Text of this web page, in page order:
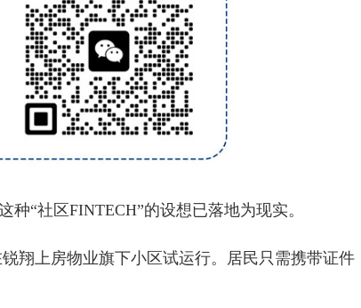
“社区FINTECH”的设想已落地为现实。
上房物业旗下小区试运行。居民只需携带证件